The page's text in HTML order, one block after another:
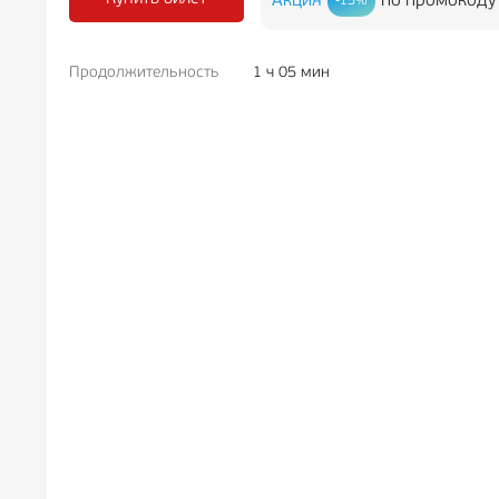
Продолжительность 1 ч 05 мин